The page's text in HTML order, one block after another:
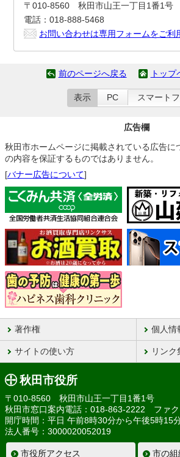
〒010-8560 秋田市山王一丁目1番1号
電話：018-888-5468
お問い合わせは専用フォームをご利
前のページへ戻る トッ
表示 PC スマート
広告欄
秋田市ホームページに掲載されている広告に
の内容を保証するものではありません。
[バナー広告について]
著作権 個人情
サイトの使い方 リンク
秋田市役所
〒010-8560 秋田市山王一丁目1番1号
秋田市窓口案内電話：018-863-2222 ファ
開庁時間：平日 午前8時30分から午後5時15
法人番号：3000020052019
市役所アクセス 市の組